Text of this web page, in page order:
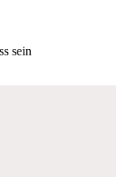
sein